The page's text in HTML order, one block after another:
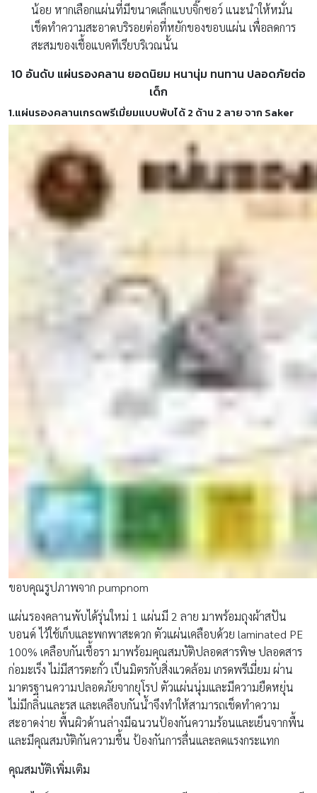
น้อย หากเลือกแผ่นที่มีขนาดเล็กแบบจิ๊กซอว์ แนะนำให้หมั่น
เช็ดทำความสะอาดบริรอยต่อที่หยักของขอบแผ่น เพื่อลดการ
สะสมของเชื้อแบคทีเรียบริเวณนั้น
10 อันดับ แผ่นรองคลาน ยอดนิยม หนานุ่ม ทนทาน ปลอดภัยต่อ
เด็ก
1.แผ่นรองคลานเกรดพรีเมี่ยมแบบพับได้ 2 ด้าน 2 ลาย จาก Saker
ขอบคุณรูปภาพจาก pumpnom
แผ่นรองคลานพับได้รุ่นใหม่ 1 แผ่นมี 2 ลาย มาพร้อมถุงผ้าสปัน
บอนด์ ไว้ใช้เก็บและพกพาสะดวก ตัวแผ่นเคลือบด้วย laminated PE
100% เคลือบกันเชื้อรา มาพร้อมคุณสมบัติปลอดสารพิษ ปลอดสาร
ก่อมะเร็ง ไม่มีสารตะกั่ว เป็นมิตรกับสิ่งแวดล้อม เกรดพรีเมี่ยม ผ่าน
มาตรฐานความปลอดภัยจากยุโรป ตัวแผ่นนุ่มและมีความยืดหยุ่น
ไม่มีกลิ่นและรส และเคลือบกันน้ำจึงทำให้สามารถเช็ดทำความ
สะอาดง่าย พื้นผิวด้านล่างมีฉนวนป้องกันความร้อนและเย็นจากพื้น
และมีคุณสมบัติกันความชื้น ป้องกันการลื่นและลดแรงกระแทก
คุณสมบัติเพิ่มเติม